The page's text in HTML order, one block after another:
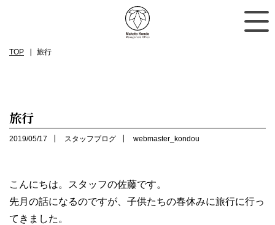
TOP 旅行
旅行
2019/05/17 スタッフブログ webmaster_kondou
こんにちは。スタッフの佐藤です。
先月の話になるのですが、子供たちの春休みに旅行に行っ
てきました。